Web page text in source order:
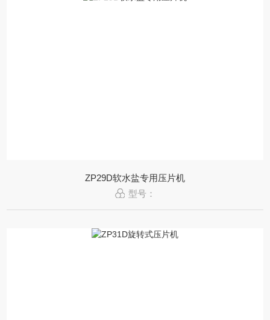
ZP29D软水盐专用压片机
型号：